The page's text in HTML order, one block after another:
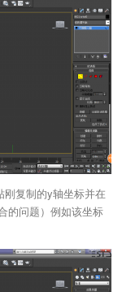
复制的y轴坐标并在
的问题）例如该坐标